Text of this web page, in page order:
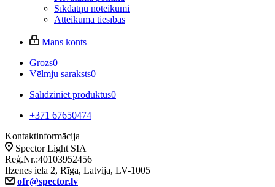
Sīkdatņu noteikumi
Atteikuma tiesības
Mans konts
Grozs0
Vēlmju saraksts0
Salīdziniet produktus0
+371 67650474
Kontaktinformācija
Spector Light SIA
Reģ.Nr.:40103952456
Ilzenes iela 2, Rīga, Latvija, LV-1005
ofr@spector.lv